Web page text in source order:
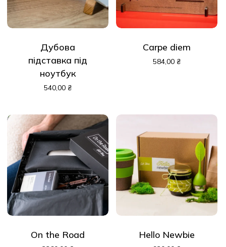
Дубова
підставка під
ноутбук
540,00 ₴
Carpe diem
584,00 ₴
On the Road Hello Newbie